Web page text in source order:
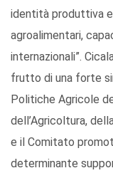
identità produttiva
agroalimentari,
internazionali”.
frutto di una forte
Politiche Agricole
dell’Agricoltura,
e il Comitato
determinante